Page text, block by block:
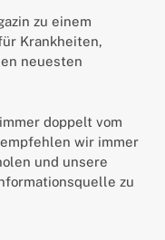
zu einem
Krankheiten,
neuesten
doppelt vom
wir immer
und unsere
zu